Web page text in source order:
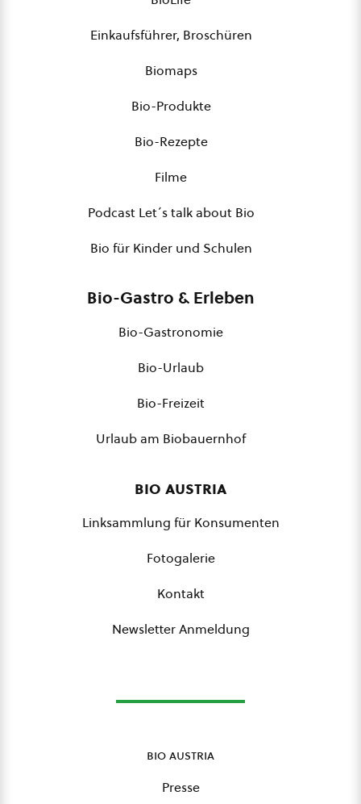
Einkaufsführer, Broschüren
Biomaps
Bio-Produkte
Bio-Rezepte
Filme
Podcast Let´s talk about Bio
Bio für Kinder und Schulen
Bio-Gastro & Erleben
Bio-Gastronomie
Bio-Urlaub
Bio-Freizeit
Urlaub am Biobauernhof
bio austria
Linksammlung für Konsumenten
Fotogalerie
Kontakt
Newsletter Anmeldung
bio austria
Presse